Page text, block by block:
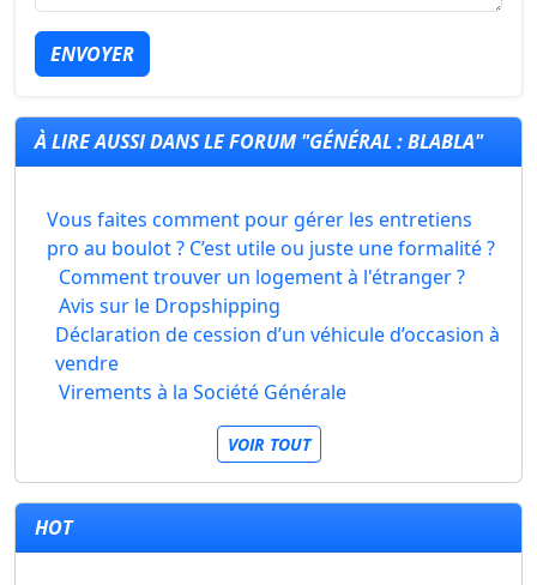
ENVOYER
À LIRE AUSSI DANS LE FORUM "GÉNÉRAL : BLABLA"
Vous faites comment pour gérer les entretiens
pro au boulot ? C’est utile ou juste une formalité ?
Comment trouver un logement à l'étranger ?
Avis sur le Dropshipping
Déclaration de cession d’un véhicule d’occasion à
vendre
Virements à la Société Générale
VOIR TOUT
HOT